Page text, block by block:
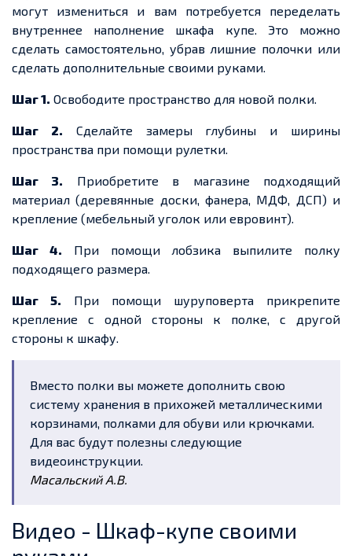
могут измениться и вам потребуется переделать
внутреннее наполнение шкафа купе. Это можно
сделать самостоятельно, убрав лишние полочки или
сделать дополнительные своими руками.
Шаг 1. Освободите пространство для новой полки.
Шаг 2. Сделайте замеры глубины и ширины
пространства при помощи рулетки.
Шаг 3. Приобретите в магазине подходящий
материал (деревянные доски, фанера, МДФ, ДСП) и
крепление (мебельный уголок или евровинт).
Шаг 4. При помощи лобзика выпилите полку
подходящего размера.
Шаг 5. При помощи шуруповерта прикрепите
крепление с одной стороны к полке, с другой
стороны к шкафу.
Вместо полки вы можете дополнить свою
систему хранения в прихожей металлическими
корзинами, полками для обуви или крючками.
Для вас будут полезны следующие
видеоинструкции.
Масальский А.В.
Видео - Шкаф-купе своими